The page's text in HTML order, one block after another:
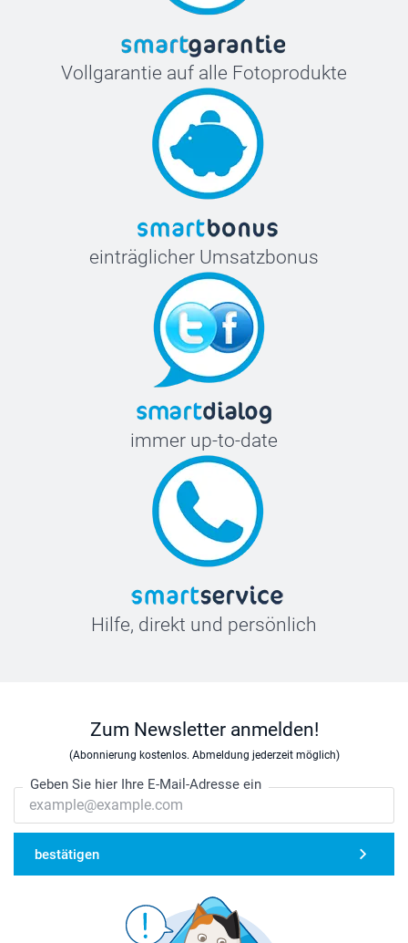
Vollgarantie auf alle Fotoprodukte
einträglicher Umsatzbonus
immer up-to-date
Hilfe, direkt und persönlich
Zum Newsletter anmelden!
(Abonnierung kostenlos. Abmeldung jederzeit möglich)
Geben Sie hier Ihre E-Mail-Adresse ein
bestätigen